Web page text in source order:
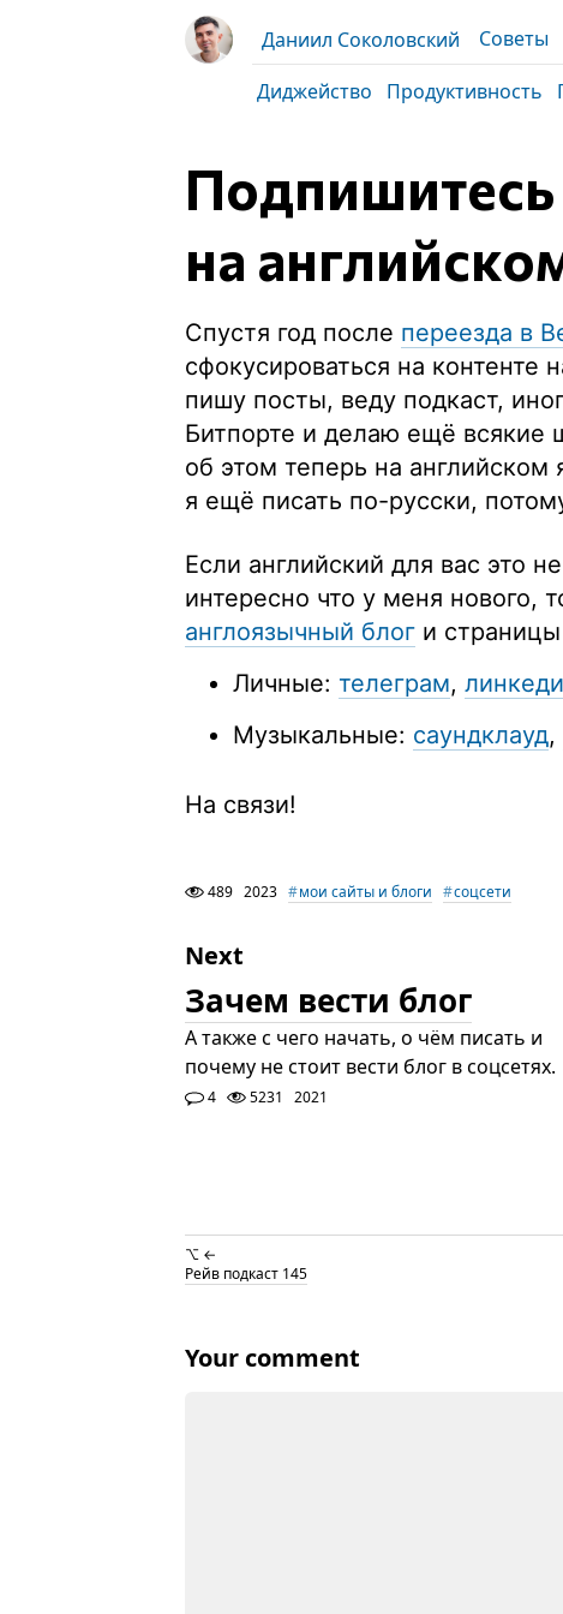
Даниил Соколовский Советы
Диджейство
Продуктивность
на
Спустя год после переезда в
сфокусироваться на контенте
пишу посты, веду подкаст,
Битпорте и делаю ещё всякие
об этом теперь на
я ещё писать по-русски,
Если английский для вас это
интересно что у меня нового,
англоязычный блог и
Личные: телеграм,
Музыкальные: саундклауд,
На связи!
489 2023 мои сайты и блоги соцсети
Next
Зачем вести блог
А также с чего начать, о чём писать и
почему не стоит вести блог в соцсетях.
4 5231 2021
⌥ ←
Рейв подкаст 145
Your comment